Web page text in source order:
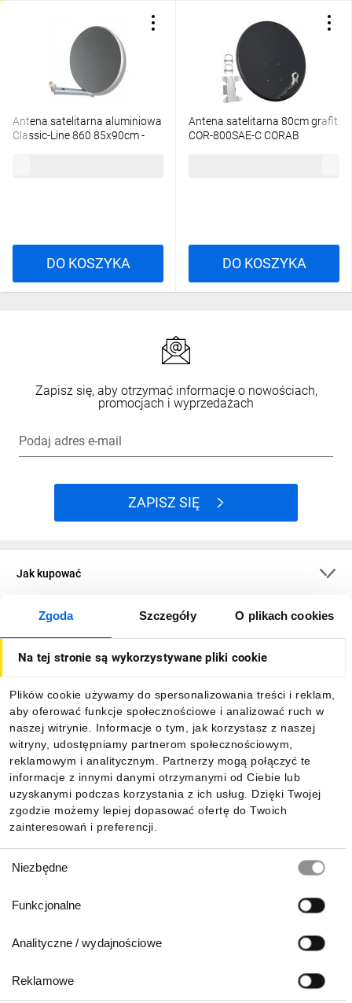
Zgoda Szczegóły O plikach cookies
Na tej stronie są wykorzystywane pliki cookie
Plików cookie używamy do spersonalizowania treści i reklam,
aby oferować funkcje społecznościowe i analizować ruch w
naszej witrynie. Informacje o tym, jak korzystasz z naszej
witryny, udostępniamy partnerom społecznościowym,
reklamowym i analitycznym. Partnerzy mogą połączyć te
informacje z innymi danymi otrzymanymi od Ciebie lub
uzyskanymi podczas korzystania z ich usług. Dzięki Twojej
zgodzie możemy lepiej dopasować ofertę do Twoich
zainteresowań i preferencji.
zgody
Niezbędne
Funkcjonalne
Analityczne / wydajnościowe
Reklamowe
Antena satelitarna aluminiowa
Classic-Line 860 85x90cm -
DO KOSZYKA
Antena satelitarna 80cm grafit
COR-800SAE-C CORAB
DO KOSZYKA
Zapisz się, aby otrzymać informacje o nowościach,
promocjach i wyprzedażach
Podaj adres e-mail
ZAPISZ SIĘ
Jak kupować
O firmie
Informacje
Pobierz naszą aplikację mobilną: